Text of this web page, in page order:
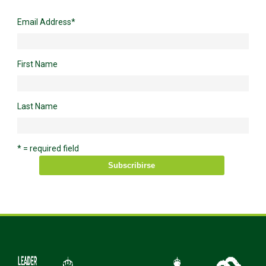
Email Address*
First Name
Last Name
* = required field